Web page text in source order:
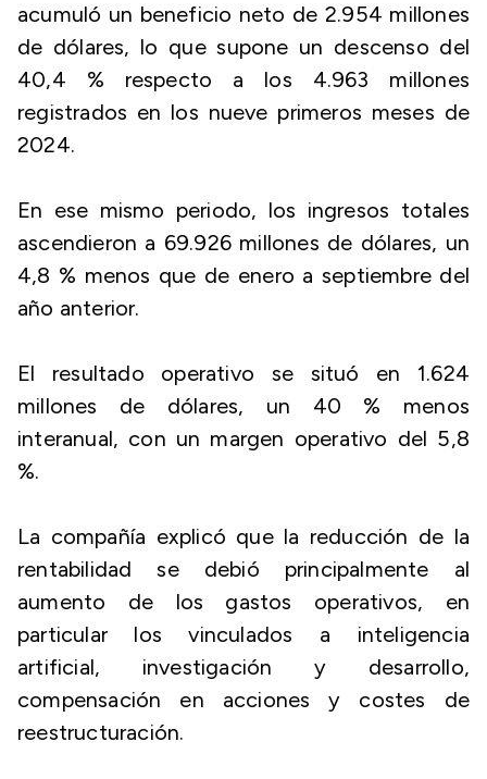
acumuló un beneficio neto de 2.954 millones
de dólares, lo que supone un descenso del
40,4 % respecto a los 4.963 millones
registrados en los nueve primeros meses de
2024.
En ese mismo periodo, los ingresos totales
ascendieron a 69.926 millones de dólares, un
4,8 % menos que de enero a septiembre del
año anterior.
El resultado operativo se situó en 1.624
millones de dólares, un 40 % menos
interanual, con un margen operativo del 5,8
%.
La compañía explicó que la reducción de la
rentabilidad se debió principalmente al
aumento de los gastos operativos, en
particular los vinculados a inteligencia
artificial, investigación y desarrollo,
compensación en acciones y costes de
reestructuración.